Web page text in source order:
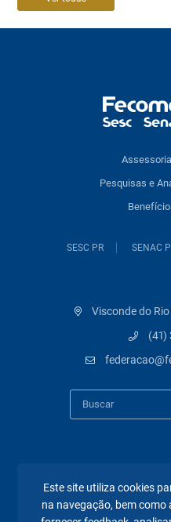
Pesquisas e
SESC PR SENAC
Visconde do
(41)
A
Este site utiliza cookies
na navegação, bem